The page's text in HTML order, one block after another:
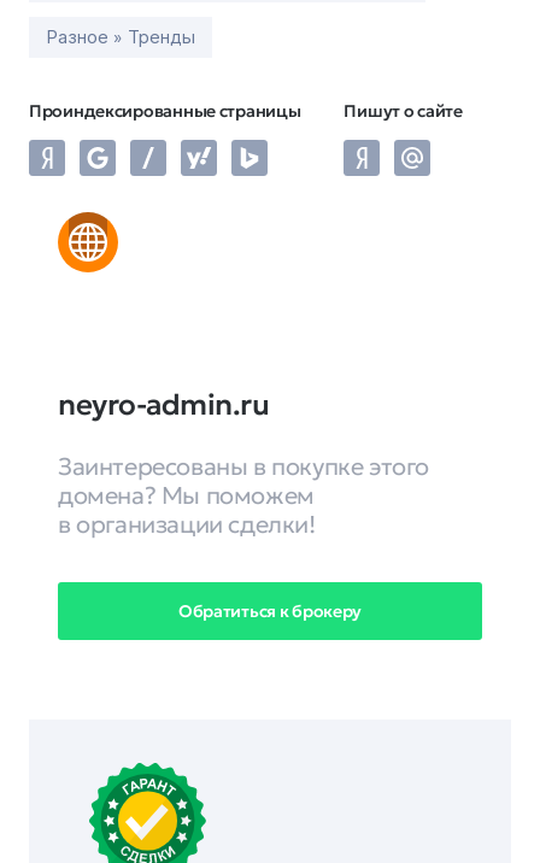
Разное » Тренды
Проиндексированные страницы Пишут о сайте
neyro-admin.ru
Заинтересованы в покупке этого
домена? Мы поможем
в организации сделки!
Обратиться к брокеру